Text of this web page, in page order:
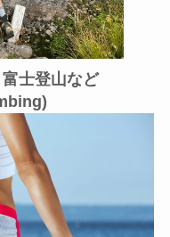
士登山など